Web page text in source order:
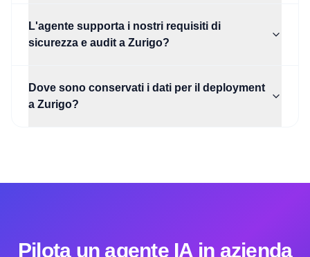
L'agente supporta i nostri requisiti di
sicurezza e audit a Zurigo?
Dove sono conservati i dati per il deployment
a Zurigo?
Pilota un agente IA in azienda